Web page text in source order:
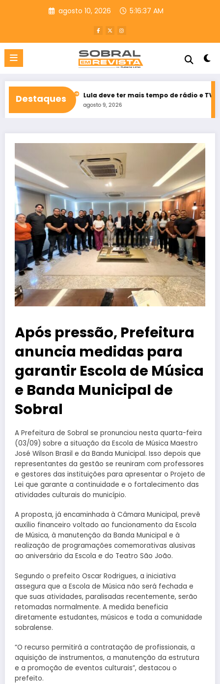
agosto 10, 2026 5:16:38 AM
Destaques
Lula deve ter mais tempo de rádio e TV que Flávio
agosto 9, 2026
Após pressão, Prefeitura
anuncia medidas para
garantir Escola de Música
e Banda Municipal de
Sobral
A Prefeitura de Sobral se pronunciou nesta quarta-feira
(03/09) sobre a situação da Escola de Música Maestro
José Wilson Brasil e da Banda Municipal. Isso depois que
representantes da gestão se reuniram com professores
e gestores das instituições para apresentar o Projeto de
Lei que garante a continuidade e o fortalecimento das
atividades culturais do município.
A proposta, já encaminhada à Câmara Municipal, prevê
auxílio financeiro voltado ao funcionamento da Escola
de Música, à manutenção da Banda Municipal e à
realização de programações comemorativas alusivas
ao aniversário da Escola e do Teatro São João.
Segundo o prefeito Oscar Rodrigues, a iniciativa
assegura que a Escola de Música não será fechada e
que suas atividades, paralisadas recentemente, serão
retomadas normalmente. A medida beneficia
diretamente estudantes, músicos e toda a comunidade
sobralense.
“O recurso permitirá a contratação de profissionais, a
aquisição de instrumentos, a manutenção da estrutura
e a promoção de eventos culturais”, destacou o
prefeito.